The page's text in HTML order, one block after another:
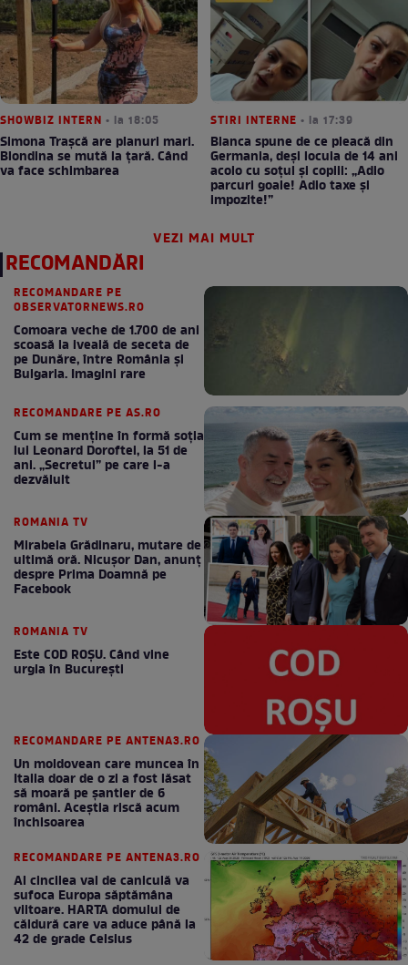
SHOWBIZ INTERN • la 18:05
Simona Trașcă are planuri mari.
Blondina se mută la țară. Când
va face schimbarea
STIRI INTERNE • la 17:39
Bianca spune de ce pleacă din
Germania, deși locuia de 14 ani
acolo cu soțul și copiii: „Adio
parcuri goale! Adio taxe și
impozite!”
VEZI MAI MULT
RECOMANDĂRI
RECOMANDARE PE
OBSERVATORNEWS.RO
Comoara veche de 1.700 de ani
scoasă la iveală de seceta de
pe Dunăre, între România şi
Bulgaria. Imagini rare
RECOMANDARE PE AS.RO
Cum se menţine în formă soţia
lui Leonard Doroftei, la 51 de
ani. „Secretul” pe care l-a
dezvăluit
ROMANIA TV
Mirabela Grădinaru, mutare de
ultimă oră. Nicuşor Dan, anunţ
despre Prima Doamnă pe
Facebook
ROMANIA TV
Este COD ROŞU. Când vine
urgia în Bucureşti
RECOMANDARE PE ANTENA3.RO
Un moldovean care muncea în
Italia doar de o zi a fost lăsat
să moară pe şantier de 6
români. Aceștia riscă acum
închisoarea
RECOMANDARE PE ANTENA3.RO
Al cincilea val de caniculă va
sufoca Europa săptămâna
viitoare. HARTA domului de
căldură care va aduce până la
42 de grade Celsius